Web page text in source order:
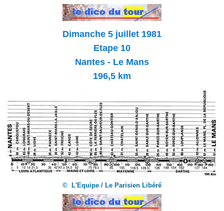
Dimanche 5 juillet 1981
Etape 10
Nantes - Le Mans
196,5 km
© L'Equipe / Le Parisien Libéré